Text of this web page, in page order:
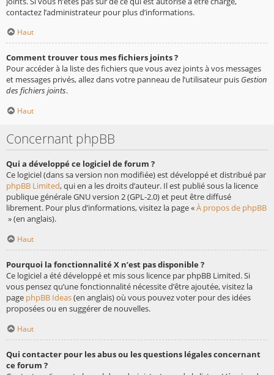
contactez l’administrateur pour plus d’informations.
Haut
Comment trouver tous mes fichiers joints ?
Pour accéder à la liste des fichiers que vous avez joints à vos messages
et messages privés, allez dans votre panneau de l’utilisateur puis Gestion
des fichiers joints.
Haut
Concernant phpBB
Qui a développé ce logiciel de forum ?
Ce logiciel (dans sa version non modifiée) est développé et distribué par
phpBB Limited, qui en a les droits d’auteur. Il est publié sous la licence
publique générale GNU version 2 (GPL-2.0) et peut être diffusé
librement. Pour plus d’informations, visitez la page «À propos de phpBB
» (en anglais).
Haut
Pourquoi la fonctionnalité X n’est pas disponible ?
Ce logiciel a été développé et mis sous licence par phpBB Limited. Si
vous pensez qu’une fonctionnalité nécessite d’être ajoutée, visitez la
page phpBB Ideas(en anglais) où vous pouvez voter pour des idées
proposées ou en suggérer de nouvelles.
Haut
Qui contacter pour les abus ou les questions légales concernant
ce forum ?